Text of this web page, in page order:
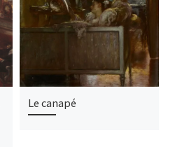
Le canapé